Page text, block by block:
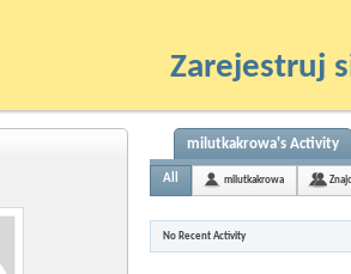
Zarejestruj
milutkakrowa's Activity
All milutkakrowa
No Recent Activity